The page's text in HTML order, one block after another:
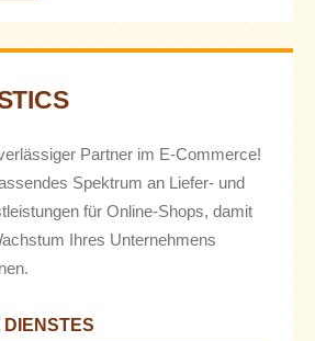
Partner im E-Commerce!
Spektrum an Liefer- und
für Online-Shops, damit
Ihres Unternehmens